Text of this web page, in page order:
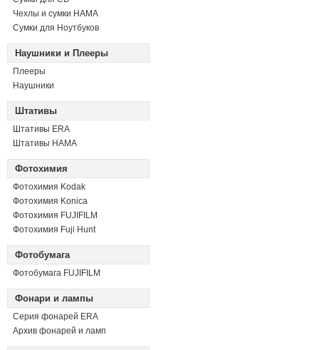
Чехлы и сумки HAMA
Сумки для Ноутбуков
Наушники и Плееры
Плееры
Наушники
Штативы
Штативы ERA
Штативы HAMA
Фотохимия
Фотохимия Kodak
Фотохимия Konica
Фотохимия FUJIFILM
Фотохимия Fuji Hunt
Фотобумага
Фотобумага FUJIFILM
Фонари и лампы
Серия фонарей ERA
Архив фонарей и ламп